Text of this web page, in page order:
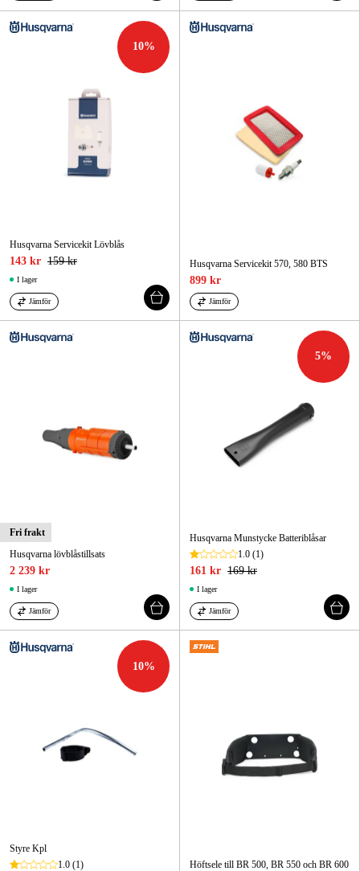
10%
Husqvarna Servicekit Lövblås
143 kr 159 kr
I lager
Jämför
Husqvarna Servicekit 570, 580 BTS
899 kr
Jämför
Fri frakt
Husqvarna lövblåstillsats
2 239 kr
I lager
Jämför
5%
Husqvarna Munstycke Batteriblåsar
1.0 (1)
161 kr 169 kr
I lager
Jämför
10%
Styre Kpl
1.0 (1) Höftsele till BR 500, BR 550 och BR 600